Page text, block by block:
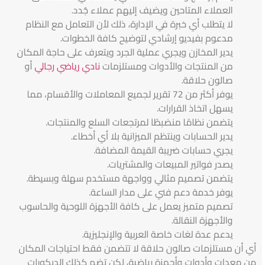
العملاء المتاحين ويضيف إليهم عملاء جُدد.
لا يتطلب أي خبرة في الإدارة، ذلك لأن التعامل مع النظام
مدعوم بفيديو إرشادي لتوضيح كافة الخطوات.
يدير المخازن ويجري عملية الجرد ويتعرف على حاجة المكان
من المنتجات والأدوات ومستلزماتنادي رياضي رجاليأو
صالون حلاقة.
يوفر أكثر من 72 تقرير لجميع المعاملات والأقسام، مما
يسهل اتخاذ القرارات.
يتضمن نظامًا منضبطًا لمرتجعات السلع والمنتجات.
يدير الحسابات وينتظم الميزانية بلا أي أخطاء.
يجري حسابات ضريبة القيمة المضافة.
يصدر فواتير المبيعات والمشتريات.
يتضمن تصميم مثالي وواجهة مستخدم سهلة وبسيطة.
يوفر خدمة دعم فني على مدار الساعة.
تصميم متميز يعمل على كافة الأجهزة اللوحية والحاسوب
والأجهزة النقالة.
يدعم عدة لغات خاصة العربية والإنجليزية.
أي أن مستلزمات صالون حلاقة لا تتضمن فقط احتياجات المكان